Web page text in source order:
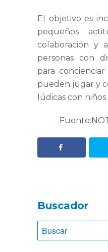
El objetivo es
pequeños
colaboración y
personas con
para
pueden jugar y
lúdicas con
Buscador